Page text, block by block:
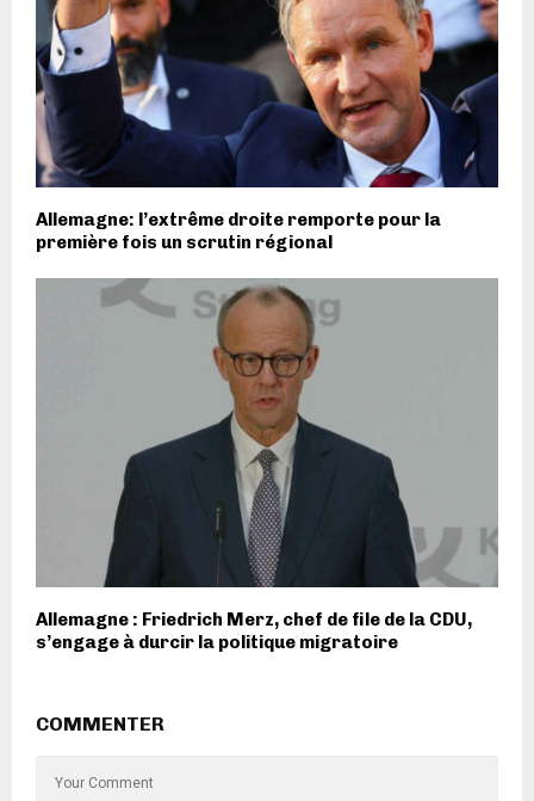
Allemagne: l’extrême droite remporte pour la
première fois un scrutin régional
Allemagne : Friedrich Merz, chef de file de la CDU,
s’engage à durcir la politique migratoire
COMMENTER